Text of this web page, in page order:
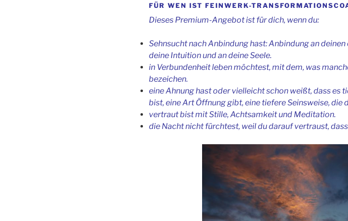
FÜR WEN IST FEINWERK-
Dieses Premium-Angebot ist für dich, wenn du:
Sehnsucht nach Anbindung hast: Anbindung an
deine Intuition und an deine Seele.
in Verbundenheit leben möchtest, mit dem, was
bezeichen.
eine Ahnung hast oder vielleicht schon weißt, dass es
bist, eine Art Öffnung gibt, eine tiefere Seinsweise,
vertraut bist mit Stille, Achtsamkeit und Meditation.
die Nacht nicht fürchtest, weil du darauf vertraust,